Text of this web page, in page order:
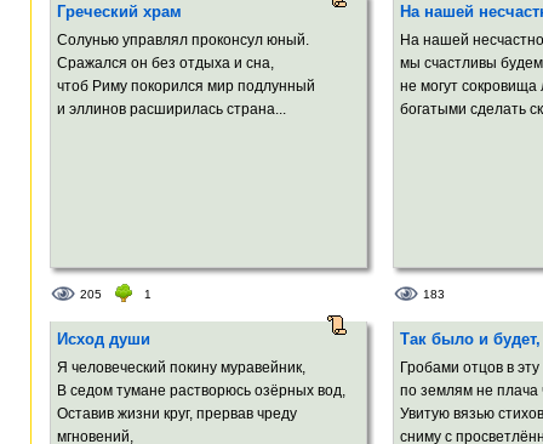
Греческий храм
Солунью управлял проконсул юный.
Сражался он без отдыха и сна,
чтоб Риму покорился мир подлунный
и эллинов расширилась страна...
205 1
На нашей
На нашей
мы счастливы
не могут сокровища
богатыми сделать
183
Исход души
Я человеческий покину муравейник,
В седом тумане растворюсь озёрных вод,
Оставив жизни круг, прервав чреду
мгновений,
Так было и
Гробами отцов в
по землям не плача
Увитую вязью
сниму с